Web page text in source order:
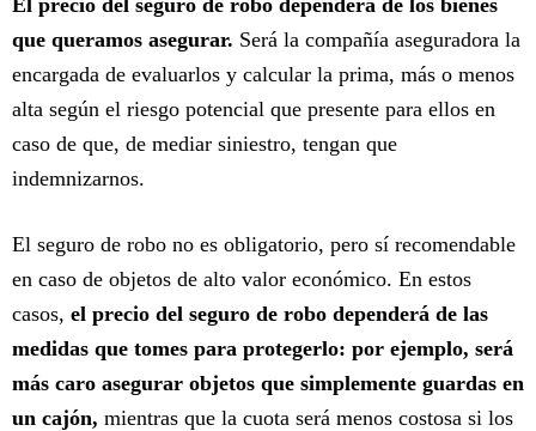
El precio del seguro de robo dependerá de los bienes
que queramos asegurar. Será la compañía aseguradora la
encargada de evaluarlos y calcular la prima, más o menos
alta según el riesgo potencial que presente para ellos en
caso de que, de mediar siniestro, tengan que
indemnizarnos.
El seguro de robo no es obligatorio, pero sí recomendable
en caso de objetos de alto valor económico. En estos
casos, el precio del seguro de robo dependerá de las
medidas que tomes para protegerlo: por ejemplo, será
más caro asegurar objetos que simplemente guardas en
un cajón, mientras que la cuota será menos costosa si los